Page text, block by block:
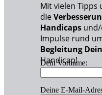
Mit vielen Tipps
die
Handicaps
Impulse rund
Begleitung
Handicap!
Dein Vorname:
Deine E-Mail-